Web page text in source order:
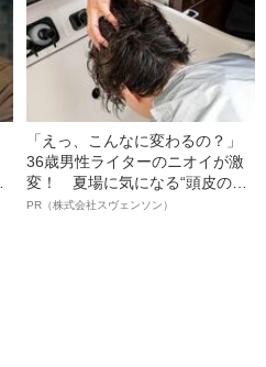
「えっ、こんなに変わるの？」
36歳男性ライターのニオイが激
変！ 夏場に気になる“頭皮のニ
オイ”や“ベタつき”を解消す
PR（株式会社スヴェンソン）